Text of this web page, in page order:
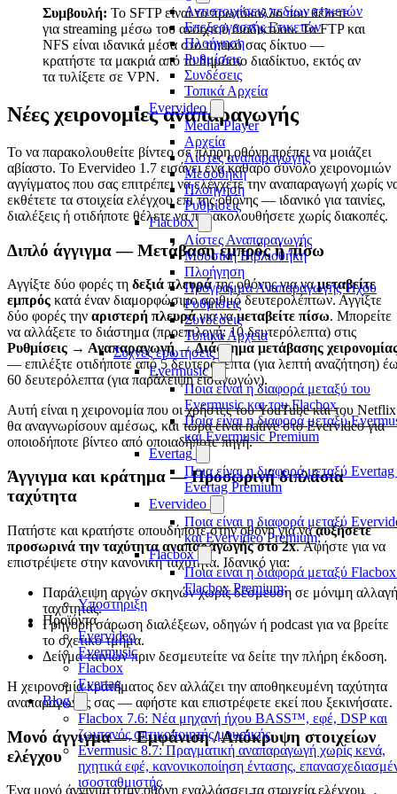
Αντιστοιχίσεις πεδίων ετικετών
Επεξεργαστής Ετικετών
Πλοήγηση
Ρυθμίσεις
Συνδέσεις
Τοπικά Αρχεία
Evervideo
Media Player
Αρχεία
Λίστες αναπαραγωγής
Μεσοθήκη
Πλοήγηση
Ρυθμίσεις
Flacbox
Λίστες Αναπαραγωγής
Μουσική Βιβλιοθήκη
Πλοήγηση
Πρόγραμμα Αναπαραγωγής Ήχου
Ρυθμίσεις
Συνδέσεις
Τοπικά Αρχεία
Συχνές ερωτήσεις
Evermusic
Ποια είναι η διαφορά μεταξύ του
Evermusic και του Flacbox
Ποια είναι η διαφορά μεταξύ
και Evermusic Premium
Evertag
Ποια είναι η διαφορά μεταξύ Evertag
Evertag Premium
Evervideo
Ποια είναι η διαφορά μεταξύ
και Evervideo Premium;
Flacbox
Ποια είναι η διαφορά μεταξύ Flacbox
Flacbox Premium;
Υποστήριξη
Προϊόντα
Evervideo
Evermusic
Flacbox
Evertag
Blog
Flacbox 7.6: Νέα μηχανή ήχου BASS™, εφέ, DSP και
ζωντανός οπτικοποιητής μουσικής
Evermusic 8.7: Πραγματική αναπαραγωγή χωρίς κενά,
ηχητικά εφέ, κανονικοποίηση έντασης,
ισοσταθμιστής
Συμβουλή: Το SFTP είναι το πρωτόκολλο που θέλετε
για streaming μέσω του ανοιχτού διαδικτύου. Τα FTP και
NFS είναι ιδανικά μέσα στο τοπικό σας δίκτυο —
κρατήστε τα μακριά από το δημόσιο διαδίκτυο, εκτός αν
τα τυλίξετε σε VPN.
Νέες χειρονομίες αναπαραγωγής
Το να παρακολουθείτε βίντεο σε πλήρη οθόνη πρέπει να μοιάζει
αβίαστο. Το Evervideo 1.7 εισάγει ένα καθαρό σύνολο χειρονομιών
αγγίγματος που σας επιτρέπει να ελέγχετε την αναπαραγωγή χωρίς
εκθέτετε τα στοιχεία ελέγχου επί της οθόνης — ιδανικό για ταινίες,
διαλέξεις ή οτιδήποτε θέλετε να παρακολουθήσετε χωρίς διακοπές.
Διπλό άγγιγμα — Μετάβαση εμπρός ή πίσω
Αγγίξτε δύο φορές τη δεξιά πλευράτης οθόνης για ναμεταβείτε
εμπρός κατά έναν διαμορφώσιμο αριθμό δευτερολέπτων. Αγγίξτε
δύο φορές την αριστερή πλευράγια ναμεταβείτε πίσω. Μπορείτε
να αλλάξετε το διάστημα (προεπιλογή: 10 δευτερόλεπτα) στις
Ρυθμίσεις → Αναπαραγωγή → Διάστημα μετάβασης
— επιλέξτε οτιδήποτε από 5 δευτερόλεπτα (για λεπτή αναζήτηση)
60 δευτερόλεπτα (για παράλειψη εισαγωγών).
Αυτή είναι η χειρονομία που οι χρήστες του YouTube και του Netflix
θα αναγνωρίσουν αμέσως, και τώρα είναι native στο Evervideo για
οποιοδήποτε βίντεο από οποιαδήποτε πηγή.
Άγγιγμα και κράτημα — Προσωρινή διπλάσια
ταχύτητα
Πατήστε και κρατήστε οπουδήποτε στην οθόνη για νααυξήσετε
προσωρινά την ταχύτητα αναπαραγωγής στο 2x. Αφήστε για να
επιστρέψετε στην κανονική ταχύτητα. Ιδανικό για:
Παράλειψη αργών σκηνών χωρίς δέσμευση σε μόνιμη αλλαγή
ταχύτητας.
Γρήγορη σάρωση διαλέξεων, οδηγών ή podcast για να βρείτε
το σχετικό τμήμα.
Δείγμα ταινιών πριν δεσμευτείτε να δείτε την πλήρη έκδοση.
Η χειρονομία κρατήματος δεν αλλάζει την αποθηκευμένη ταχύτητα
αναπαραγωγής σας — αφήστε και επιστρέφετε εκεί που ξεκινήσατε.
Μονό άγγιγμα — Εμφάνιση / Απόκρυψη στοιχείων
ελέγχου
Ένα μονό άγγιγμα στην οθόνη εναλλάσσει τα στοιχεία ελέγχου